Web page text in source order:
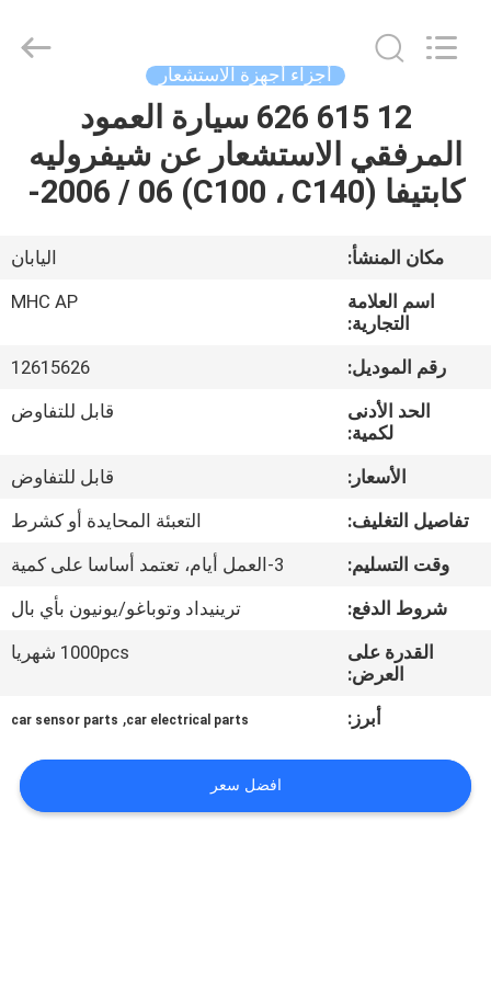
الصفحة
الرئيسية
معلومات
جولة
المعمل
مراقبة
الجودة
اتصل
اطلب
اقتباس
Limited.
أجزاء أجهزة الاستشعار
12 615 626 سيارة العمود
المرفقي الاستشعار عن شيفروليه
كابتيفا (C100 ، C140) 2006 / 06-
مكان المنشأ:
اليابان
اسم العلامة
التجارية:
MHC AP
رقم الموديل:
12615626
الحد الأدنى
لكمية:
قابل للتفاوض
الأسعار:
قابل للتفاوض
تفاصيل التغليف:
التعبئة المحايدة أو كشرط
وقت التسليم:
3-العمل أيام، تعتمد أساسا على كمية
شروط الدفع:
ترينيداد وتوباغو/يونيون بأي بال
القدرة على
العرض:
1000pcs شهريا
أبرز: car electrical parts
,
car sensor parts
افضل سعر